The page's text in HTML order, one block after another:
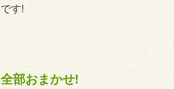
です!
全部おまかせ!